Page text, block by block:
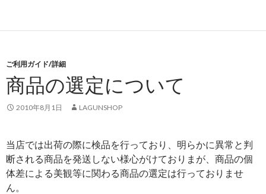
ご利用ガイド/詳細
商品の選定について
2010年8月1日 LAGUNSHOP
当店では出荷の際に検品を行っており、明らかに異常と判
断される商品を発送しない様心がけておりまが、商品の個
体差による美観等に関わる商品の選定は行っておりませ
ん。